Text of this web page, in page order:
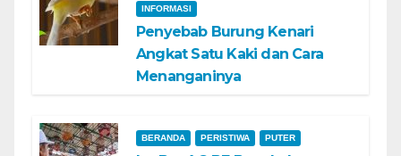
INFORMASI
Penyebab Burung Kenari
Angkat Satu Kaki dan Cara
Menanganinya
BERANDA PERISTIWA PUTER